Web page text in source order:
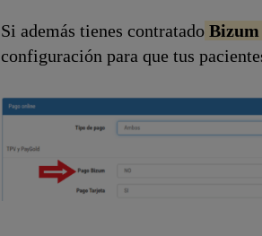
Si además tienes contratado Bizum
configuración para que tus